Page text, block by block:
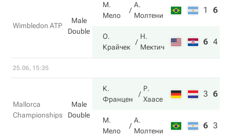
Wimbledon ATP
Male
Double
М.
Мело
А.
Молтени
1 6
О.
Крайчек
Н.
Мектич
6 4
25.06, 15:35
Mallorca
Championships
Male
Double
К.
Францен
Р.
Хаасе
3 6
М.
Мело
А.
Молтени
6 3